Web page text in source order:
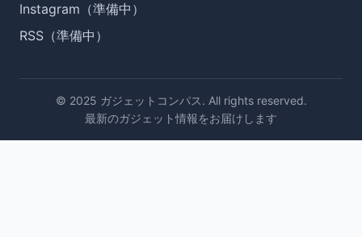
Instagram（準備中）
RSS（準備中）
© 2025 ガジェットコンパス. All rights reserved.
最新のガジェット情報をお届けします